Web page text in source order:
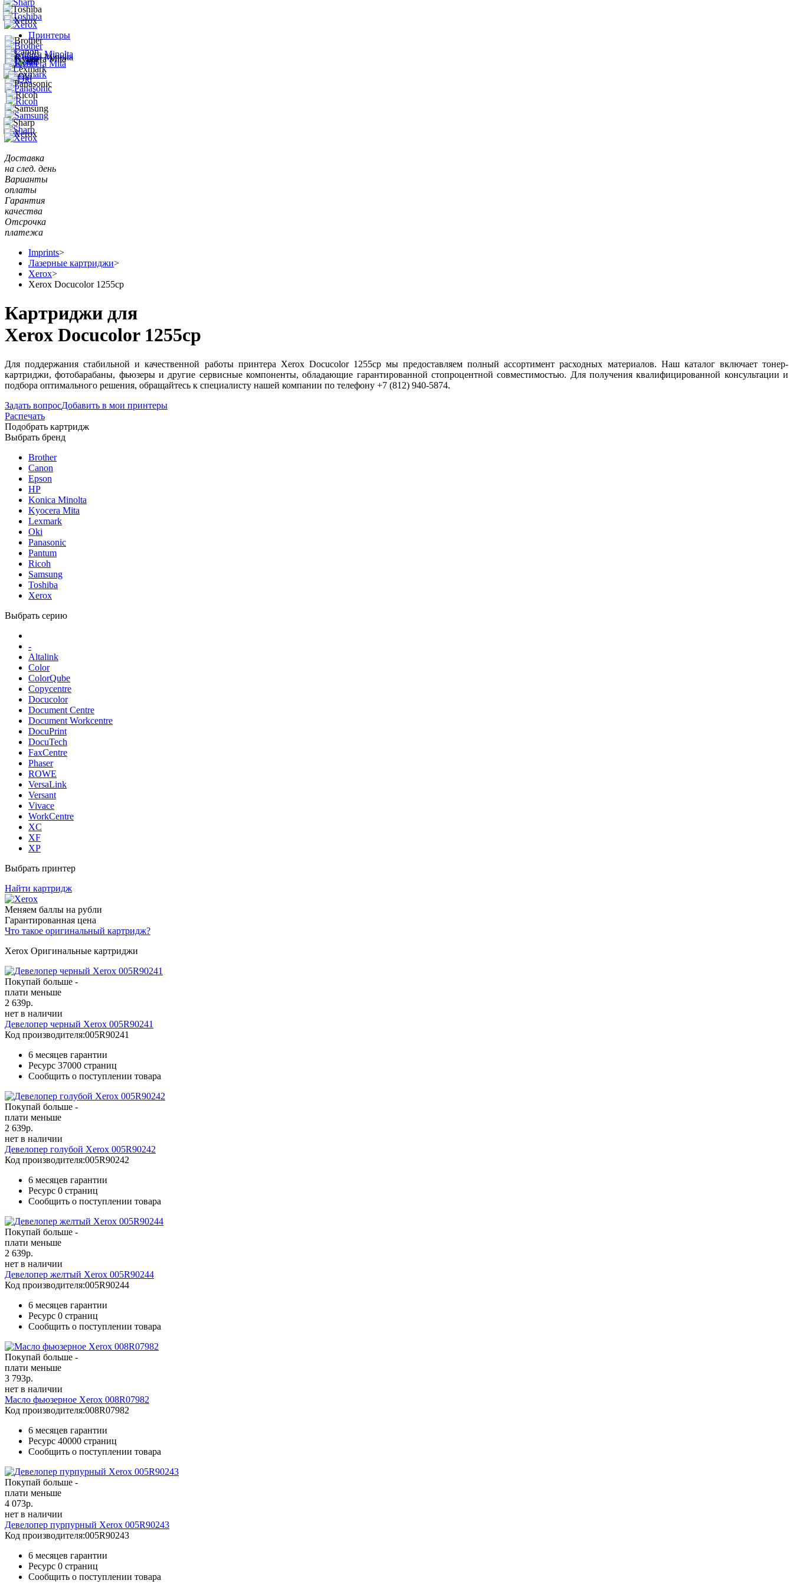
Принтеры
Доставка
на след. день
Варианты
оплаты
Гарантия
качества
Отсрочка
платежа
Imprints>
Лазерные картриджи>
Xerox>
Xerox Docucolor 1255cp
Картриджи для
Xerox Docucolor 1255cp
Для поддержания стабильной и качественной работы принтера Xerox Docucolor 1255cp мы предоставляем полный ассортимент расходных материалов. Наш каталог включает тонер-
картриджи, фотобарабаны, фьюзеры и другие сервисные компоненты, обладающие гарантированной стопроцентной совместимостью. Для получения квалифицированной консультации и
подбора оптимального решения, обращайтесь к специалисту нашей компании по телефону +7 (812) 940-5874.
Задать вопросДобавить в мои принтеры
Распечать
Подобрать картридж
Выбрать бренд
Brother
Canon
Epson
HP
Konica Minolta
Kyocera Mita
Lexmark
Oki
Panasonic
Pantum
Ricoh
Samsung
Toshiba
Xerox
Выбрать серию
-
Altalink
Color
ColorQube
Copycentre
Docucolor
Document Centre
Document Workcentre
DocuPrint
DocuTech
FaxCentre
Phaser
ROWE
VersaLink
Versant
Vivace
WorkCentre
XC
XF
XP
Выбрать принтер
Найти картридж
Меняем баллы на рубли
Гарантированная цена
Что такое оригинальный картридж?
Xerox Оригинальные картриджи
Покупай больше -
плати меньше
2 639р.
нет в наличии
Девелопер черный Xerox 005R90241
Код производителя:005R90241
6 месяцев гарантии
Ресурс 37000 страниц
Сообщить о поступлении товара
Покупай больше -
плати меньше
2 639р.
нет в наличии
Девелопер голубой Xerox 005R90242
Код производителя:005R90242
6 месяцев гарантии
Ресурс 0 страниц
Сообщить о поступлении товара
Покупай больше -
плати меньше
2 639р.
нет в наличии
Девелопер желтый Xerox 005R90244
Код производителя:005R90244
6 месяцев гарантии
Ресурс 0 страниц
Сообщить о поступлении товара
Покупай больше -
плати меньше
3 793р.
нет в наличии
Масло фьюзерное Xerox 008R07982
Код производителя:008R07982
6 месяцев гарантии
Ресурс 40000 страниц
Сообщить о поступлении товара
Покупай больше -
плати меньше
4 073р.
нет в наличии
Девелопер пурпурный Xerox 005R90243
Код производителя:005R90243
6 месяцев гарантии
Ресурс 0 страниц
Сообщить о поступлении товара